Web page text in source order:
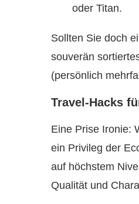
oder Titan.
Sollten Sie doch
souverän
(persönlich
Travel-Hacks
Eine Prise Ironie:
ein Privileg der
auf höchstem
Qualität und